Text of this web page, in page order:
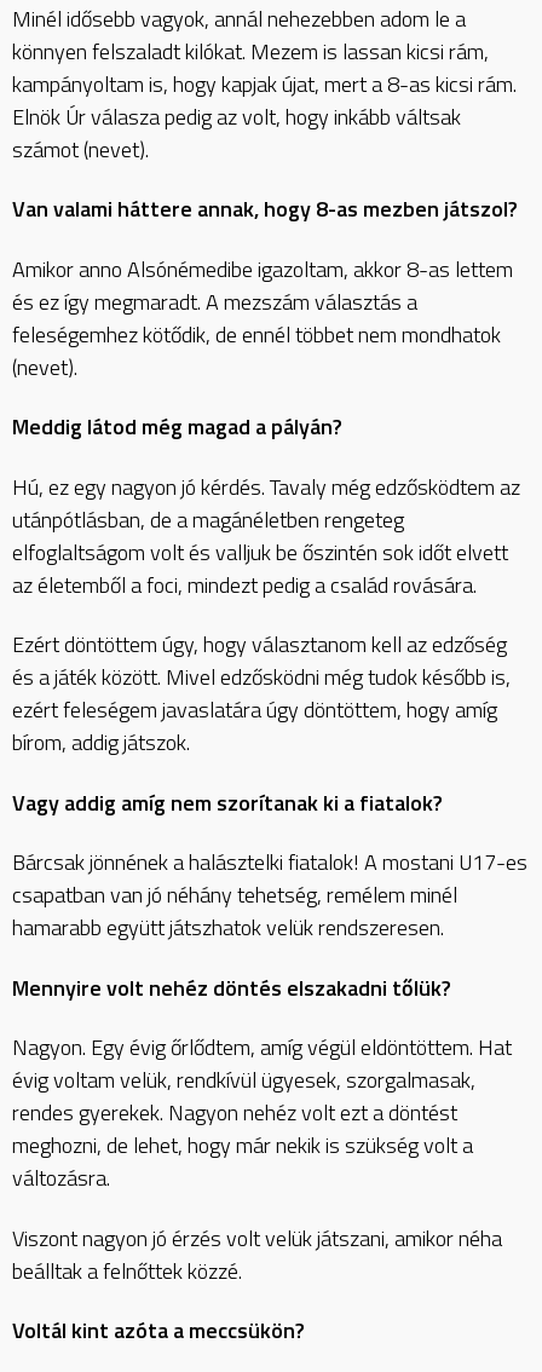
Minél idősebb vagyok, annál nehezebben adom le a
könnyen felszaladt kilókat. Mezem is lassan kicsi rám,
kampányoltam is, hogy kapjak újat, mert a 8-as kicsi rám.
Elnök Úr válasza pedig az volt, hogy inkább váltsak
számot (nevet).
Van valami háttere annak, hogy 8-as mezben játszol?
Amikor anno Alsónémedibe igazoltam, akkor 8-as lettem
és ez így megmaradt. A mezszám választás a
feleségemhez kötődik, de ennél többet nem mondhatok
(nevet).
Meddig látod még magad a pályán?
Hú, ez egy nagyon jó kérdés. Tavaly még edzősködtem az
utánpótlásban, de a magánéletben rengeteg
elfoglaltságom volt és valljuk be őszintén sok időt elvett
az életemből a foci, mindezt pedig a család rovására.
Ezért döntöttem úgy, hogy választanom kell az edzőség
és a játék között. Mivel edzősködni még tudok később is,
ezért feleségem javaslatára úgy döntöttem, hogy amíg
bírom, addig játszok.
Vagy addig amíg nem szorítanak ki a fiatalok?
Bárcsak jönnének a halásztelki fiatalok! A mostani U17-es
csapatban van jó néhány tehetség, remélem minél
hamarabb együtt játszhatok velük rendszeresen.
Mennyire volt nehéz döntés elszakadni tőlük?
Nagyon. Egy évig őrlődtem, amíg végül eldöntöttem. Hat
évig voltam velük, rendkívül ügyesek, szorgalmasak,
rendes gyerekek. Nagyon nehéz volt ezt a döntést
meghozni, de lehet, hogy már nekik is szükség volt a
változásra.
Viszont nagyon jó érzés volt velük játszani, amikor néha
beálltak a felnőttek közzé.
Voltál kint azóta a meccsükön?